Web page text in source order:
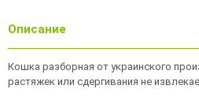
Описание
Кошка разборная от украинского
растяжек или сдергивания не